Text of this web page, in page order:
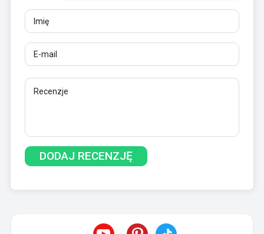
Imię
E-mail
Recenzje
Co najmniej 10 znaków. Linki są niedozwolone.